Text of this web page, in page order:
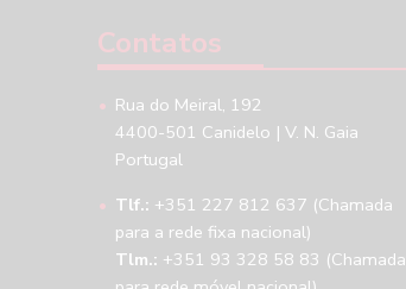
Contatos
Rua do Meiral, 192
4400-501 Canidelo | V. N. Gaia
Portugal
Tlf.: +351 227 812 637 (Chamada
para a rede fixa nacional)
Tlm.: +351 93 328 58 83 (Chamada